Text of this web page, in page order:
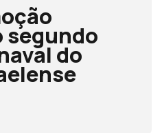
segundo
do